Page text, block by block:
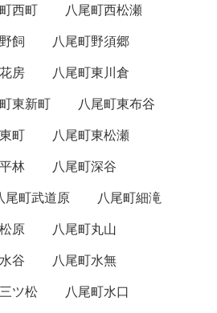
西町
八尾町西松瀬
飼
八尾町野須郷
房
八尾町東川倉
東新町
八尾町東布谷
町
八尾町東松瀬
林
八尾町深谷
尾町武道原
八尾町細滝
原
八尾町丸山
谷
八尾町水無
ツ松
八尾町水口